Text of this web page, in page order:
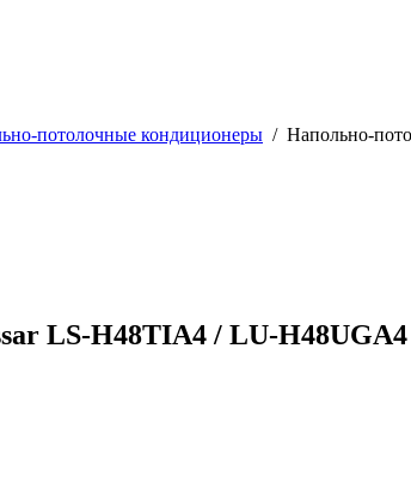
потолочные кондиционеры / Напольно-
LS-H48TIA4 / LU-H48UGA4